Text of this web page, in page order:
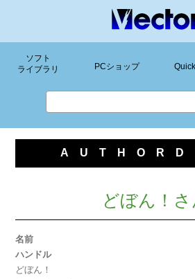
ソフト
ライブラリ
PCショップ
どぼん！さ
名前
ハンドル
どぼん！